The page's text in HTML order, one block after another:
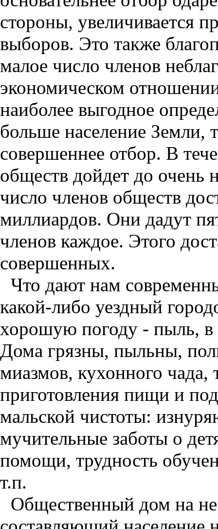
стороны, увеличивается
выборов. Это также
малое число членов
экономическом
наиболее выгодное
больше население Земли,
совершеннее отбор. В
обществ дойдет до очень
число членов обществ
миллиардов. Они дадут
членов каждое. Этого
совершенных.
Что дают нам
какой-либо уездный
хорошую погоду - пыль, в
Дома грязны, пыльны,
миазмов, кухонного
приготовления пищи и
мальской чистоты:
мучительные заботы о
помощи, трудность
т.п.
Общественный дом на